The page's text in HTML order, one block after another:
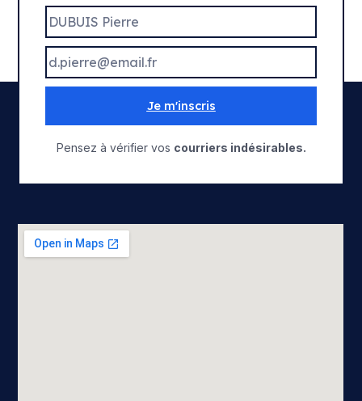
Je m'inscris
Pensez à vérifier vos courriers indésirables.